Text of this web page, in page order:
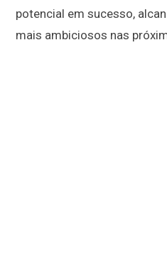
potencial em sucesso,
mais ambiciosos nas